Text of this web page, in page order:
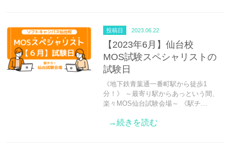
投稿日 2023.06.22
【2023年6月】仙台校
MOS試験スペシャリストの
試験日
《地下鉄青葉通一番町駅から徒歩1
分！》 ～最寄り駅からあっという間、
楽々MOS仙台試験会場～ 《駅チ…
→続きを読む